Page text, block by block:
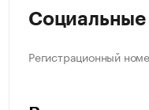
Регистрационный